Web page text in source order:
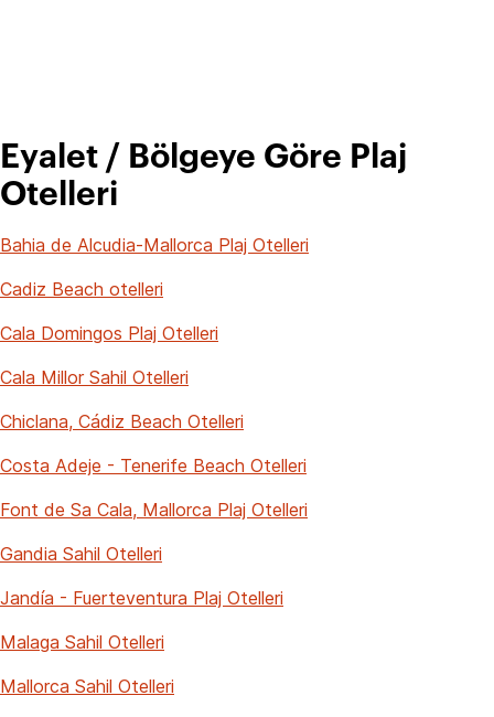
Eyalet / Bölgeye Göre Plaj
Otelleri
Bahia de Alcudia-Mallorca Plaj Otelleri
Cadiz Beach otelleri
Cala Domingos Plaj Otelleri
Cala Millor Sahil Otelleri
Chiclana, Cádiz Beach Otelleri
Costa Adeje - Tenerife Beach Otelleri
Font de Sa Cala, Mallorca Plaj Otelleri
Gandia Sahil Otelleri
Jandía - Fuerteventura Plaj Otelleri
Malaga Sahil Otelleri
Mallorca Sahil Otelleri